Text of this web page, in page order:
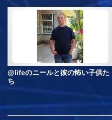
@lifeのニールと彼の怖い子供た
ち